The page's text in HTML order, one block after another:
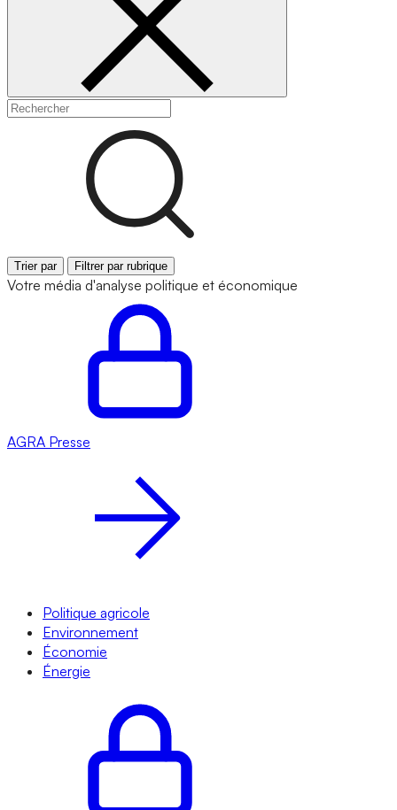
Trier par Filtrer par rubrique
Votre média d'analyse politique et économique
AGRA Presse
Politique agricole
Environnement
Économie
Énergie